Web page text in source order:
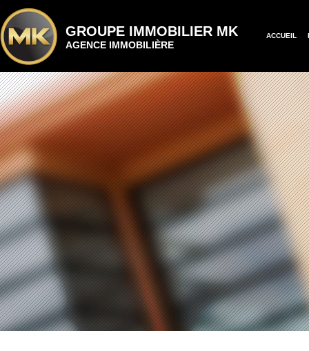
GROUPE IMMOBILIER MK
AGENCE IMMOBILIÈRE
ACCUEIL